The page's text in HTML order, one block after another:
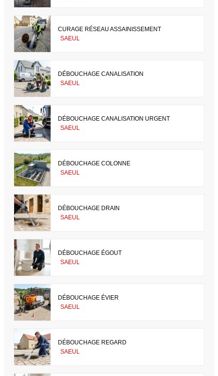
CURAGE RÉSEAU ASSAINISSEMENT
SAEUL
DÉBOUCHAGE CANALISATION
SAEUL
DÉBOUCHAGE CANALISATION URGENT
SAEUL
DÉBOUCHAGE COLONNE
SAEUL
DÉBOUCHAGE DRAIN
SAEUL
DÉBOUCHAGE ÉGOUT
SAEUL
DÉBOUCHAGE ÉVIER
SAEUL
DÉBOUCHAGE REGARD
SAEUL